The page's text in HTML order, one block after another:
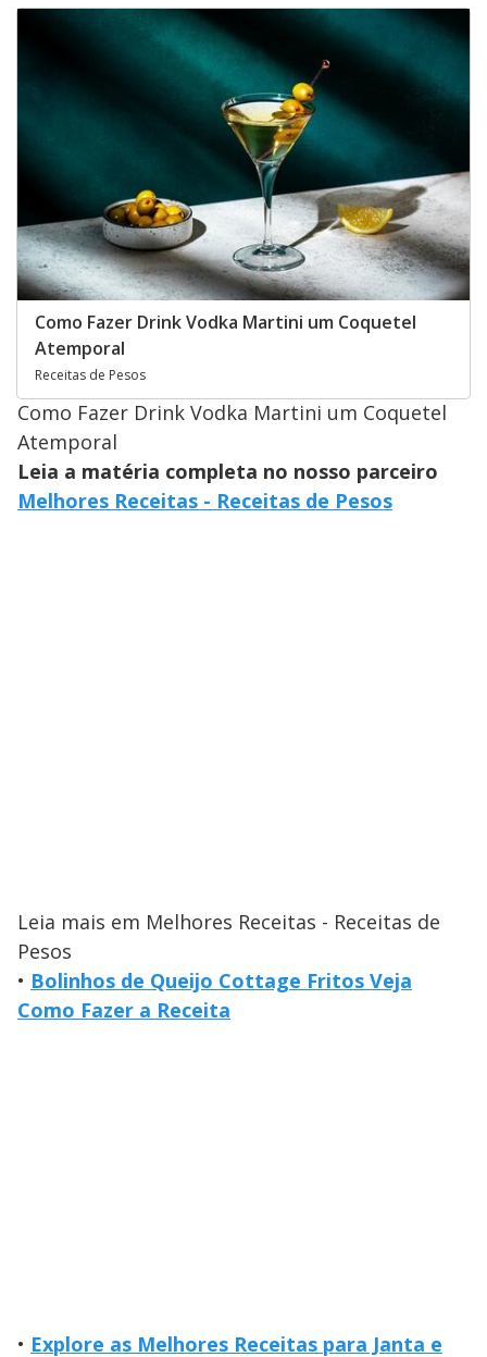
Como Fazer Drink Vodka Martini um Coquetel
Atemporal
Receitas de Pesos
Como Fazer Drink Vodka Martini um Coquetel
Atemporal
Leia a matéria completa no nosso parceiro
Melhores Receitas - Receitas de Pesos
Leia mais em Melhores Receitas - Receitas de
Pesos
• Bolinhos de Queijo Cottage Fritos Veja
Como Fazer a Receita
• Explore as Melhores Receitas para Janta e